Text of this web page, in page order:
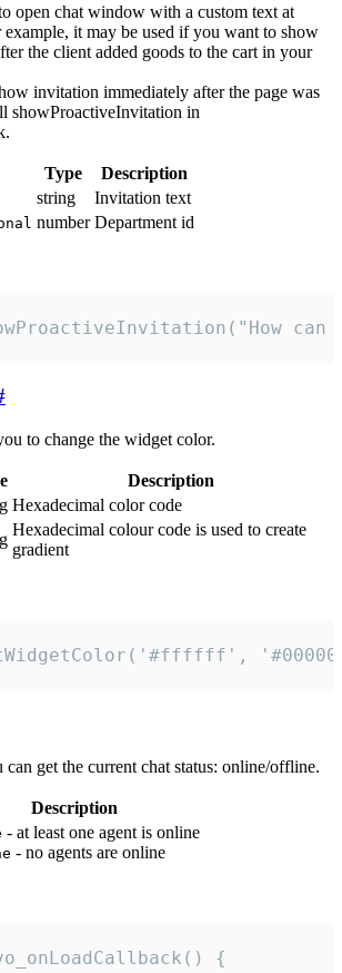
open chat window with a custom text at
it may be used if you want to show
the client added goods to the cart in your
invitation immediately after the page was
showProactiveInvitation in
Type
Description
string
Invitation text
number Department id
to change the widget color.
Description
Hexadecimal color code
Hexadecimal colour code is used to create
gradient
get the current chat status: online/offline.
Description
- at least one agent is online
- no agents are online
{